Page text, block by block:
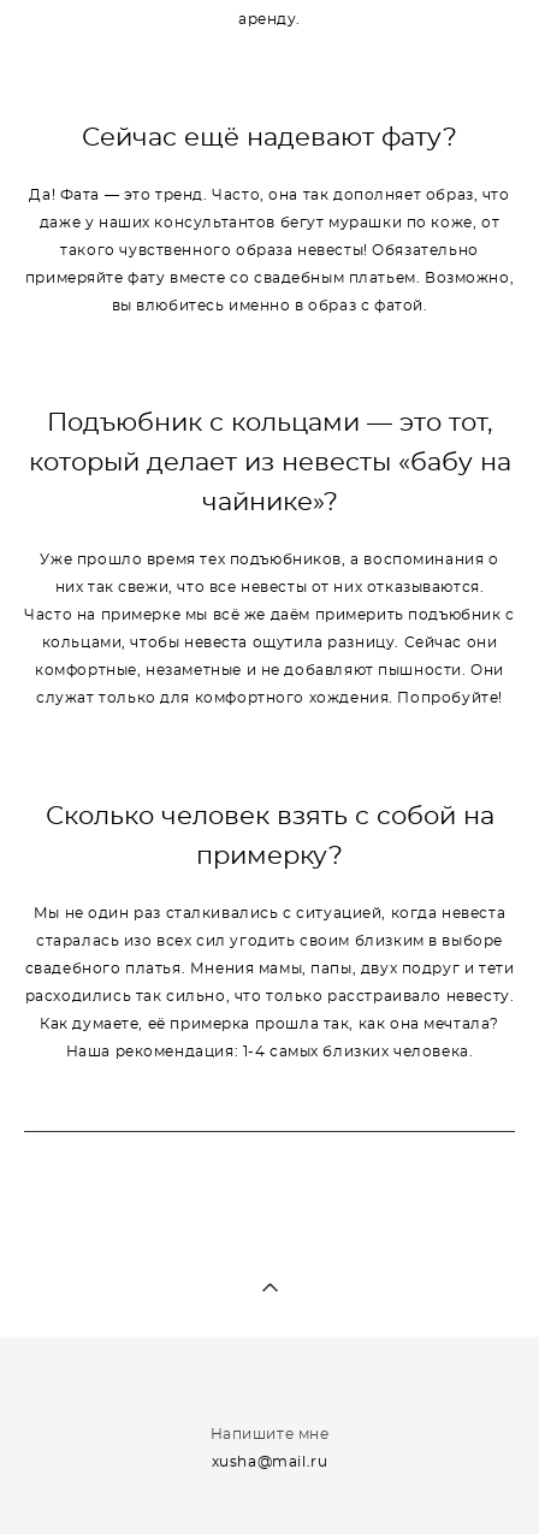
аренду.
Сейчас ещё надевают фату?
Да! Фата — это тренд. Часто, она так дополняет образ, что
даже у наших консультантов бегут мурашки по коже, от
такого чувственного образа невесты! Обязательно
примеряйте фату вместе со свадебным платьем. Возможно,
вы влюбитесь именно в образ с фатой.
Подъюбник с кольцами — это тот,
который делает из невесты «бабу на
чайнике»?
Уже прошло время тех подъюбников, а воспоминания о
них так свежи, что все невесты от них отказываются.
Часто на примерке мы всё же даём примерить подъюбник с
кольцами, чтобы невеста ощутила разницу. Сейчас они
комфортные, незаметные и не добавляют пышности. Они
служат только для комфортного хождения. Попробуйте!
Сколько человек взять с собой на
примерку?
Мы не один раз сталкивались с ситуацией, когда невеста
старалась изо всех сил угодить своим близким в выборе
свадебного платья. Мнения мамы, папы, двух подруг и тети
расходились так сильно, что только расстраивало невесту.
Как думаете, её примерка прошла так, как она мечтала?
Наша рекомендация: 1-4 самых близких человека.
Напишите мне
xusha@mail.ru